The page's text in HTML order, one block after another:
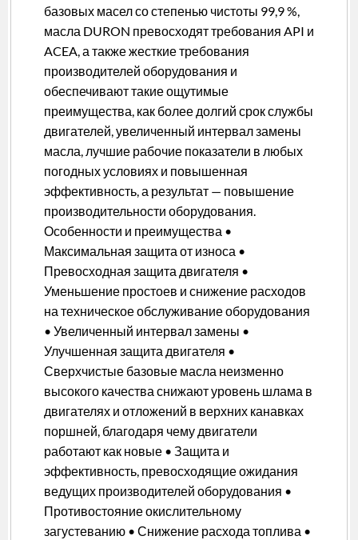
базовых масел со степенью чистоты 99,9 %,
масла DURON превосходят требования API и
ACEA, а также жесткие требования
производителей оборудования и
обеспечивают такие ощутимые
преимущества, как более долгий срок службы
двигателей, увеличенный интервал замены
масла, лучшие рабочие показатели в любых
погодных условиях и повышенная
эффективность, а результат — повышение
производительности оборудования.
Особенности и преимущества •
Максимальная защита от износа •
Превосходная защита двигателя •
Уменьшение простоев и снижение расходов
на техническое обслуживание оборудования
• Увеличенный интервал замены •
Улучшенная защита двигателя •
Сверхчистые базовые масла неизменно
высокого качества снижают уровень шлама в
двигателях и отложений в верхних канавках
поршней, благодаря чему двигатели
работают как новые • Защита и
эффективность, превосходящие ожидания
ведущих производителей оборудования •
Противостояние окислительному
загустеванию • Снижение расхода топлива •